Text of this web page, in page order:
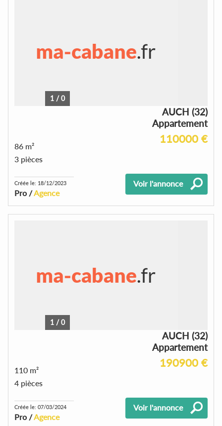
1 /0
AUCH (32)
Appartement
110000 €
86 m²
3 pièces
Créée le: 18/12/2023
Pro /Agence
Voir l'annonce
1 /0
AUCH (32)
Appartement
190900 €
110 m²
4 pièces
Créée le: 07/03/2024
Pro /Agence
Voir l'annonce